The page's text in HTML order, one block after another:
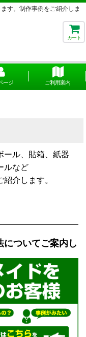
す。制作事例をご紹介しま
カート
ージ ご利用案内
ール、貼箱、紙器
ルなど
介します。
ついてご案内し